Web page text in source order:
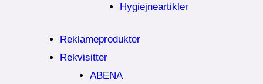
Hygiejneartikler
Reklameprodukter
Rekvisitter
ABENA